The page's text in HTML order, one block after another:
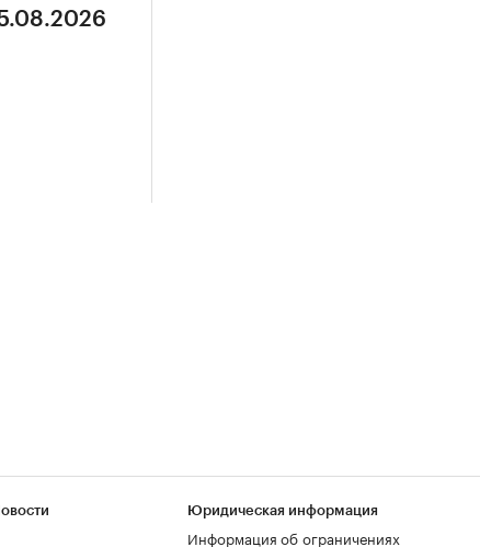
Юридическая информация
Информация об ограничениях